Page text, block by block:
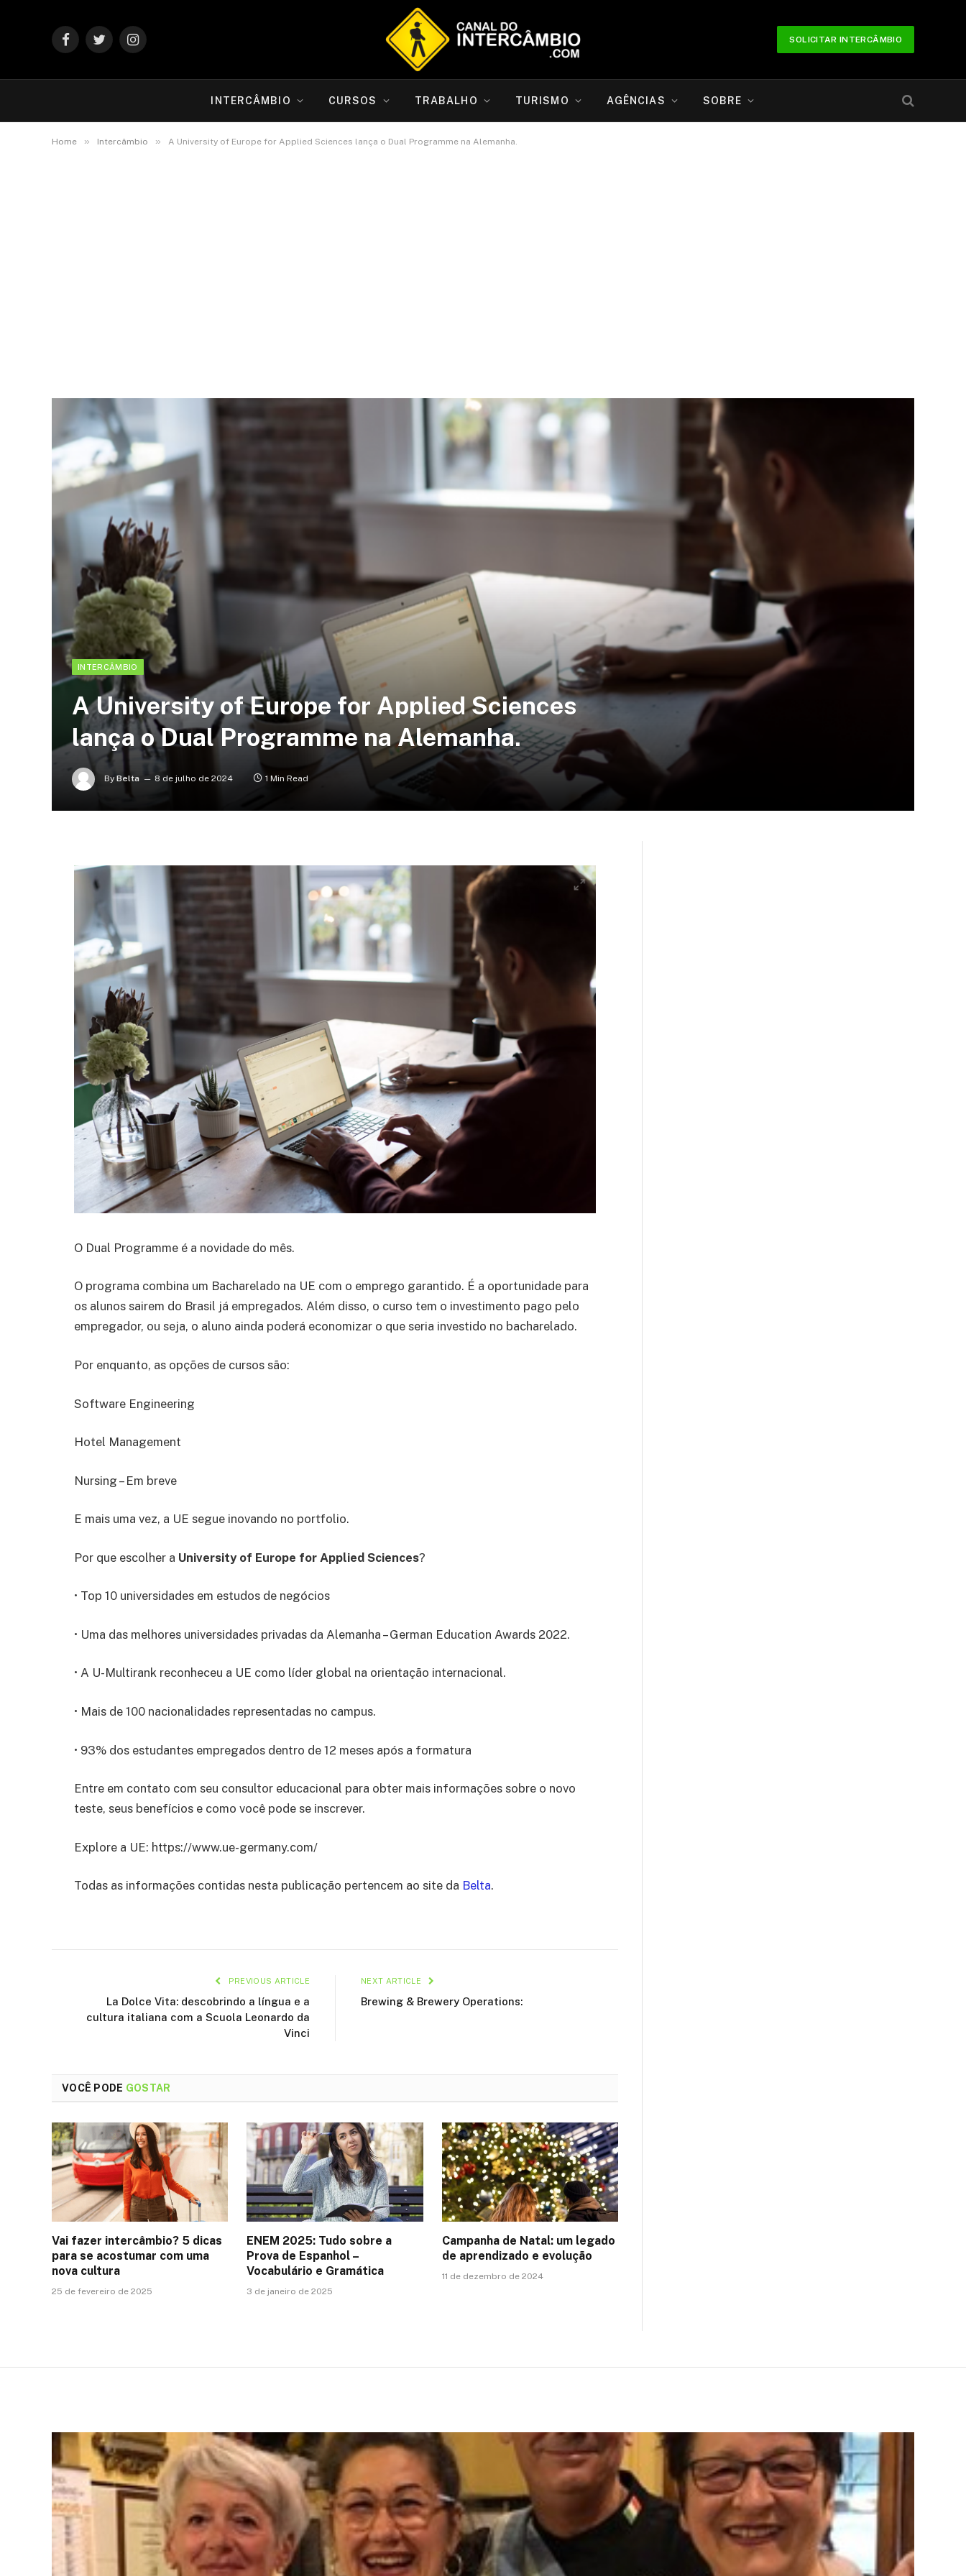
FacebookTwitterInstagram
SOLICITAR INTERCÂMBIO
INTERCÂMBIO CURSOS TRABALHO TURISMO AGÊNCIAS SOBRE
Home » Intercâmbio » A University of Europe for Applied Sciences lança o Dual Programme na Alemanha.
INTERCÂMBIO
A University of Europe for Applied Sciences
lança o Dual Programme na Alemanha.
By Belta 8 de julho de 2024 1 Min Read
O Dual Programme é a novidade do mês.
O programa combina um Bacharelado na UE com o emprego garantido. É a oportunidade para
os alunos sairem do Brasil já empregados. Além disso, o curso tem o investimento pago pelo
empregador, ou seja, o aluno ainda poderá economizar o que seria investido no bacharelado.
Por enquanto, as opções de cursos são:
Software Engineering
Hotel Management
Nursing – Em breve
E mais uma vez, a UE segue inovando no portfolio.
Por que escolher a University of Europe for Applied Sciences?
• Top 10 universidades em estudos de negócios
• Uma das melhores universidades privadas da Alemanha – German Education Awards 2022.
• A U-Multirank reconheceu a UE como líder global na orientação internacional.
• Mais de 100 nacionalidades representadas no campus.
• 93% dos estudantes empregados dentro de 12 meses após a formatura
Entre em contato com seu consultor educacional para obter mais informações sobre o novo
teste, seus benefícios e como você pode se inscrever.
Explore a UE: https://www.ue-germany.com/
Todas as informações contidas nesta publicação pertencem ao site da Belta.
PREVIOUS ARTICLE
La Dolce Vita: descobrindo a língua e a
cultura italiana com a Scuola Leonardo da
Vinci
NEXT ARTICLE
Brewing & Brewery Operations:
VOCÊ PODE GOSTAR
Vai fazer intercâmbio? 5 dicas
para se acostumar com uma
nova cultura
25 de fevereiro de 2025
ENEM 2025: Tudo sobre a
Prova de Espanhol –
Vocabulário e Gramática
3 de janeiro de 2025
Campanha de Natal: um legado
de aprendizado e evolução
11 de dezembro de 2024